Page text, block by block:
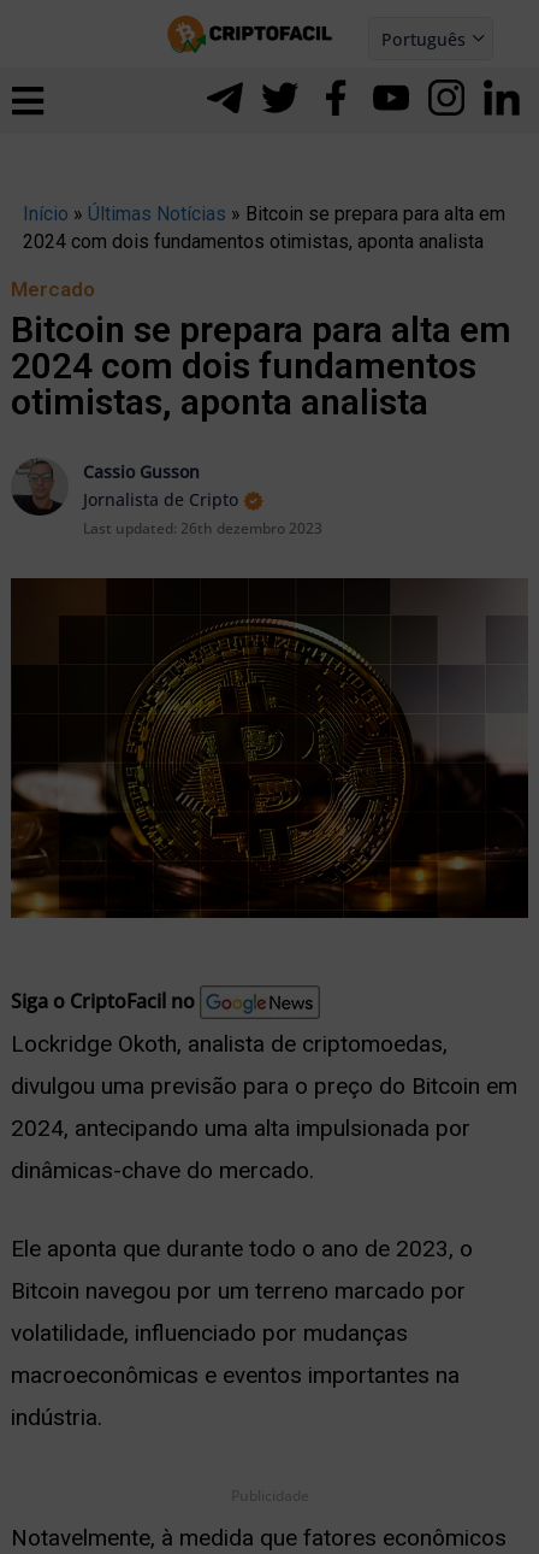
Português
Español
Início » Últimas Notícias » Bitcoin se prepara para alta em
2024 com dois fundamentos otimistas, aponta analista
Mercado
Bitcoin se prepara para alta em
2024 com dois fundamentos
otimistas, aponta analista
Cassio Gusson
Jornalista de Cripto
Last updated: 26th dezembro 2023
Siga o CriptoFacil no
Lockridge Okoth, analista de criptomoedas,
divulgou uma previsão para o preço do Bitcoin em
2024, antecipando uma alta impulsionada por
dinâmicas-chave do mercado.
Ele aponta que durante todo o ano de 2023, o
Bitcoin navegou por um terreno marcado por
volatilidade, influenciado por mudanças
macroeconômicas e eventos importantes na
indústria.
Publicidade
Notavelmente, à medida que fatores econômicos